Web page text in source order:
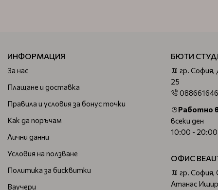
ИНФОРМАЦИЯ
За нас
Плащане и доставка
Правила и условия за бонус точки
Как да поръчам
Лични данни
Условия на ползване
Политика за бисквитки
Ваучери
БЮТИ
гр. София,
25
Работно
всеки ден
10:00 - 20:00
ОФИС
гр. София,
Атанас